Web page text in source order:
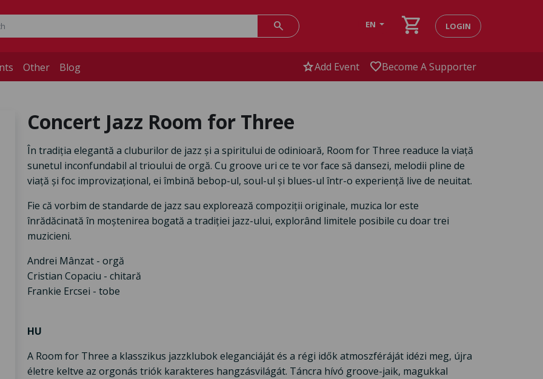
search EN shopping_cart LOGIN
Other Blog starAdd Event favoriteBecome A Supporter
Concert Jazz Room for Three
În tradiția elegantă a cluburilor de jazz și a spiritului de odinioară, Room for Three readuce la viață
sunetul inconfundabil al trioului de orgă. Cu groove uri ce te vor face să dansezi, melodii pline de
viață și foc improvizațional, ei îmbină bebop-ul, soul-ul și blues-ul într-o experiență live de neuitat.
Fie că vorbim de standarde de jazz sau explorează compoziții originale, muzica lor este
înrădăcinată în moștenirea bogată a tradiției jazz-ului, explorând limitele posibile cu doar trei
muzicieni.
Andrei Mânzat - orgă
Cristian Copaciu - chitară
Frankie Ercsei - tobe
HU
A Room for Three a klasszikus jazzklubok eleganciáját és a régi idők atmoszféráját idézi meg, újra
életre keltve az orgonás triók karakteres hangzásvilágát. Táncra hívó groove-jaik, magukkal